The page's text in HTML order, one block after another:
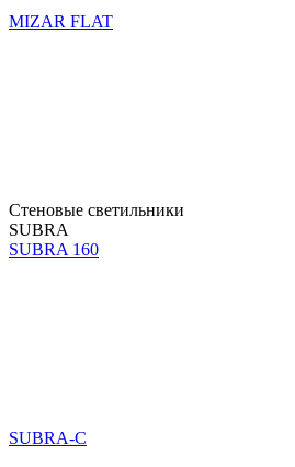
MIZAR FLAT
Стеновые светильники
SUBRA
SUBRA 160
SUBRA-C